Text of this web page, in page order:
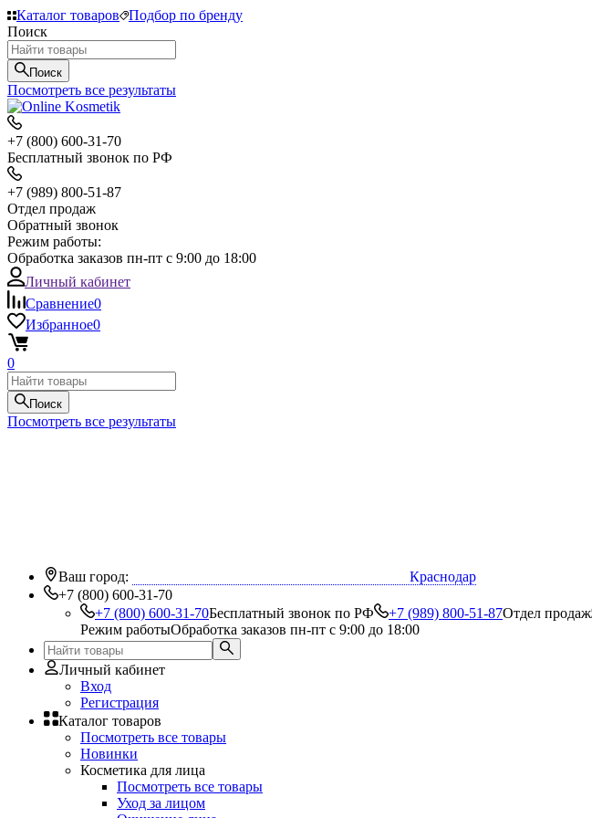
Каталог товаров
Подбор по бренду
Поиск
Поиск
Посмотреть все результаты
+7 (800) 600-31-70
Бесплатный звонок по РФ
+7 (989) 800-51-87
Отдел продаж
Обратный звонок
Режим работы:
Обработка заказов пн-пт с 9:00 до 18:00
Личный кабинет
Сравнение0
Избранное0
0
Поиск
Посмотреть все результаты
Ваш город:
Краснодар
+7 (800) 600-31-70
+7 (800) 600-31-70Бесплатный звонок по РФ +7 (989) 800-51-87Отдел продаж
Режим работыОбработка заказов пн-пт с 9:00 до 18:00
Личный кабинет
Вход
Регистрация
Каталог товаров
Посмотреть все товары
Новинки
Косметика для лица
Посмотреть все товары
Уход за лицом